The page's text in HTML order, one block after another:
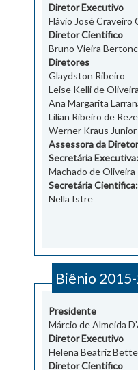
Diretor Executivo
Flávio José Craveiro
Diretor Cientifico
Bruno Vieira
Diretores
Glaydston Ribeiro
Leise Kelli de Oliveira
Ana Margarita
Lilian Ribeiro de
Werner Kraus Junior
Assessora da
Secretária Executiva:
Machado de Oliveira
Secretária Cientifica:
Nella Istre
Biênio
Presidente
Márcio de Almeida
Diretor Executivo
Helena Beatriz
Diretor Cientifico